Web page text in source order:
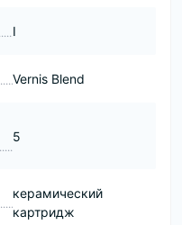
I
Vernis Blend
5
керамический
картридж